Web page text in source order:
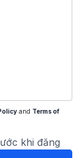
and Terms of
khi đăng